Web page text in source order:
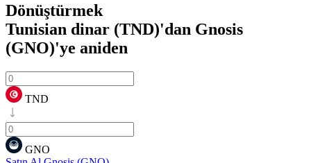
Dönüştürmek
Tunisian dinar (TND)'dan Gnosis
(GNO)'ye aniden
TND
GNO